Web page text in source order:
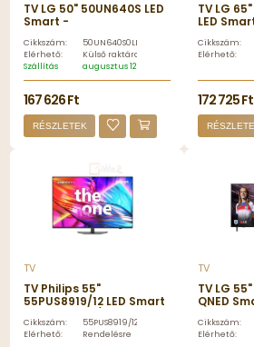
TV LG 50" 50UN640S LED
Smart -
Cikkszám:
50UN640S0LD.AEU
Elérhető:
Külső raktáron
Szállítás
augusztus 12, szerda
167 626 Ft
RÉSZLETEK
TV LG
LED
Cikkszám:
Elérhető:
172 725 Ft
TV
TV Philips 55"
55PUS8919/12 LED Smart
Cikkszám:
55PUS8919/12
Elérhető:
Rendelésre
TV
TV LG
QNED
Cikkszám:
Elérhető: